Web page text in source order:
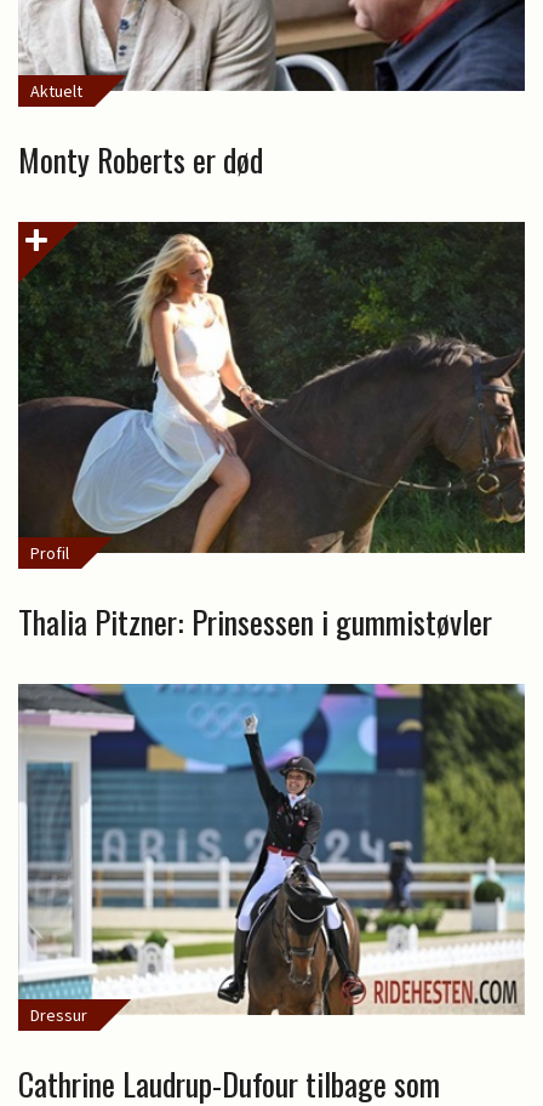
Aktuelt
Monty Roberts er død
Profil
Thalia Pitzner: Prinsessen i gummistøvler
Dressur
Cathrine Laudrup-Dufour tilbage som